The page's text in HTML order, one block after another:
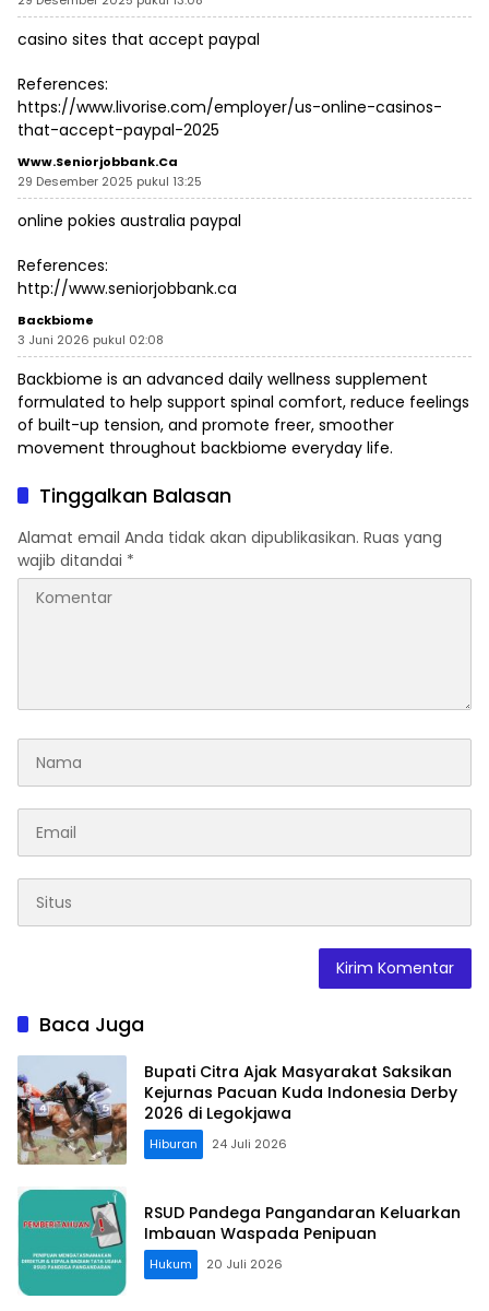
casino sites that accept paypal
References:
https://www.livorise.com/employer/us-online-casinos-
that-accept-paypal-2025
Www.seniorjobbank.ca
29 Desember 2025 pukul 13:25
online pokies australia paypal
References:
http://www.seniorjobbank.ca
Backbiome
3 Juni 2026 pukul 02:08
Backbiome is an advanced daily wellness supplement
formulated to help support spinal comfort, reduce feelings
of built-up tension, and promote freer, smoother
movement throughout backbiome everyday life.
Tinggalkan Balasan
Alamat email Anda tidak akan dipublikasikan. Ruas yang
wajib ditandai *
Baca Juga
Bupati Citra Ajak Masyarakat Saksikan
Kejurnas Pacuan Kuda Indonesia Derby
2026 di Legokjawa
Hiburan 24 Juli 2026
RSUD Pandega Pangandaran Keluarkan
Imbauan Waspada Penipuan
Hukum 20 Juli 2026